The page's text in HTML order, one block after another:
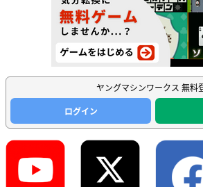
ヤングマシンワークス 無料
ログイン